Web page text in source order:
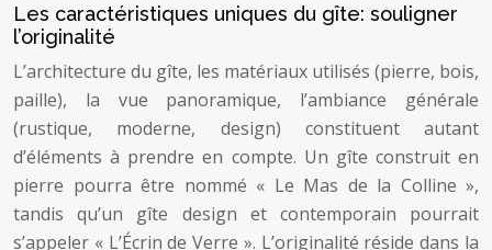
Les caractéristiques uniques du gîte: souligner
l’originalité
L’architecture du gîte, les matériaux utilisés (pierre, bois,
paille), la vue panoramique, l’ambiance générale
(rustique, moderne, design) constituent autant
d’éléments à prendre en compte. Un gîte construit en
pierre pourra être nommé « Le Mas de la Colline »,
tandis qu’un gîte design et contemporain pourrait
s’appeler « L’Écrin de Verre ». L’originalité réside dans la